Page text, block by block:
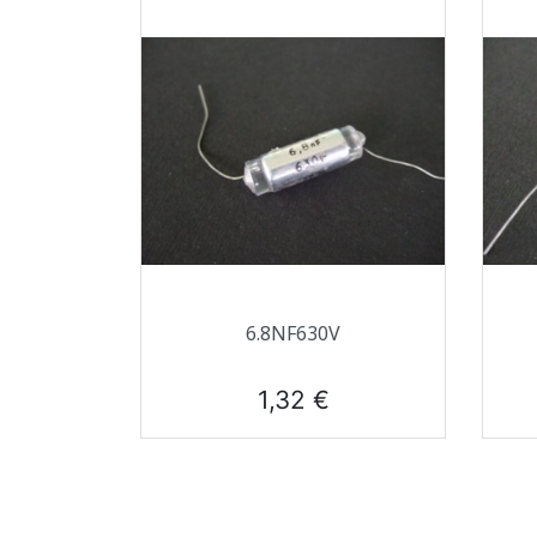
Aperçu rapide
6.8NF630V
Prix
1,32 €